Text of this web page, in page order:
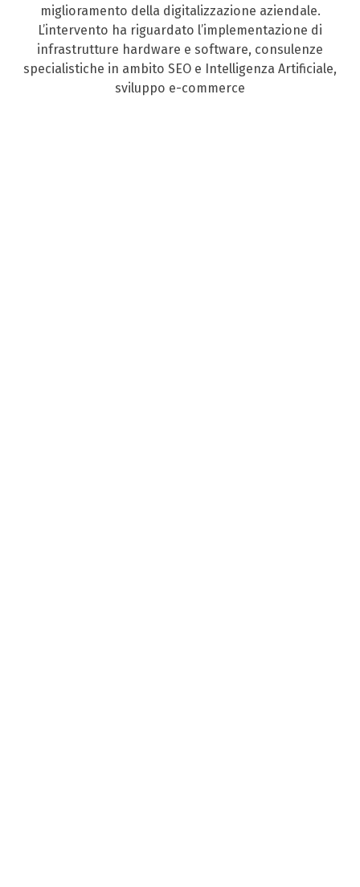
miglioramento della digitalizzazione aziendale.
L’intervento ha riguardato l’implementazione di
infrastrutture hardware e software, consulenze
specialistiche in ambito SEO e Intelligenza Artificiale,
sviluppo e-commerce